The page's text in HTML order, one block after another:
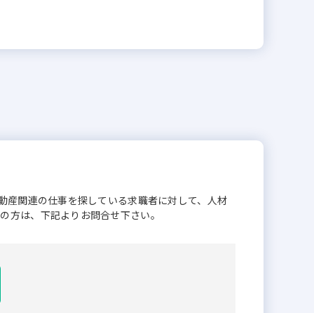
関連の仕事を探している求職者に対して、人材
は、下記よりお問合せ下さい。